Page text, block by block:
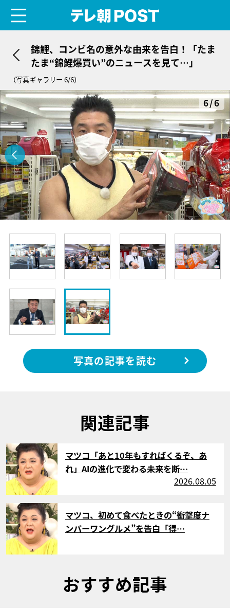
錦鯉、コンビ名の意外な由来を告白！「たま
たま“錦鯉爆買い”のニュースを見て…」
（写真ギャラリー 6/6）
6/6
写真の記事を読む
関連記事
サムネイル
マツコ「あと10年もすればくるぞ、あ
れ」AIの進化で変わる未来を断…
2026.08.05
サムネイル
マツコ、初めて食べたときの“衝撃度ナ
ンバーワングルメ”を告白「得…
おすすめ記事